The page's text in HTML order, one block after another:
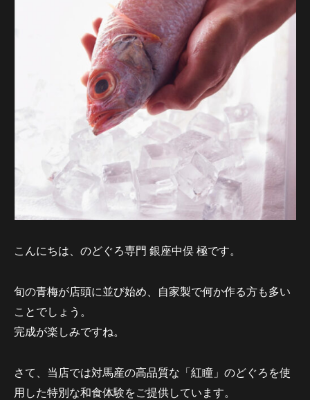
こんにちは、のどぐろ専門 銀座中俣 極です。
旬の青梅が店頭に並び始め、自家製で何か作る方も多い
ことでしょう。
完成が楽しみですね。
さて、当店では対馬産の高品質な「紅瞳」のどぐろを使
用した特別な和食体験をご提供しています。